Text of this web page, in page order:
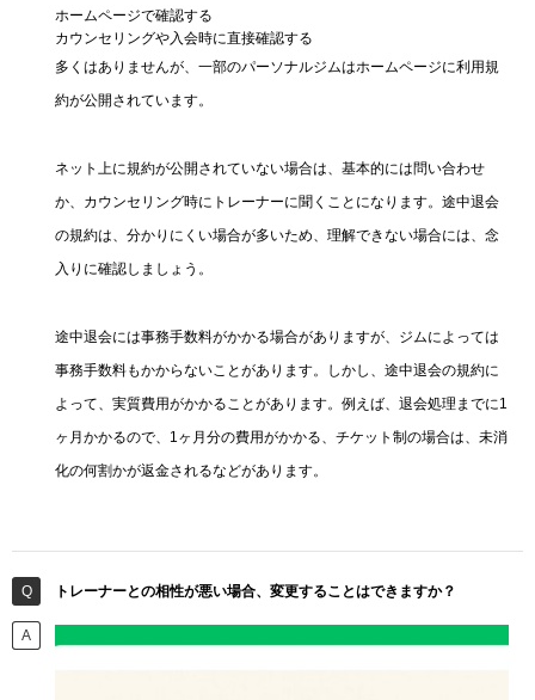
ホームページで確認する
カウンセリングや入会時に直接確認する
多くはありませんが、一部のパーソナルジムはホームページに利用規
約が公開されています。
ネット上に規約が公開されていない場合は、基本的には問い合わせ
か、カウンセリング時にトレーナーに聞くことになります。途中退会
の規約は、分かりにくい場合が多いため、理解できない場合には、念
入りに確認しましょう。
途中退会には事務手数料がかかる場合がありますが、ジムによっては
事務手数料もかからないことがあります。しかし、途中退会の規約に
よって、実質費用がかかることがあります。例えば、退会処理までに1
ヶ月かかるので、1ヶ月分の費用がかかる、チケット制の場合は、未消
化の何割かが返金されるなどがあります。
トレーナーとの相性が悪い場合、変更することはできますか？